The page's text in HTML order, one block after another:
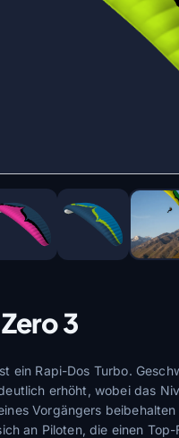
3
ein Rapi-Dos Turbo.
erhöht, wobei das
Vorgängers
an Piloten, die einen